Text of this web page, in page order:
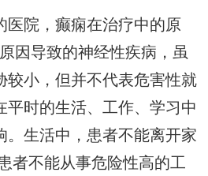
院，癫痫在治疗中的原
因导致的神经性疾病，虽
较小，但并不代表危害性就
平时的生活、工作、学习中
。生活中，患者不能离开家
者不能从事危险性高的工